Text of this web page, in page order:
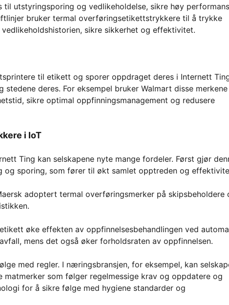
utstyringsporing og vedlikeholdelse, sikre høy
bruker termal overføringsetikettstrykkere til å trykke
sikre sikkerhet og effektivitet.
til etikett og sporer oppdraget deres i Internett
deres. For eksempel bruker Walmart disse
sikre optimal oppfinningsmanagement og redusere
i IoT
Ting kan selskapene nyte mange fordeler. Først gjør
og sporing, som fører til økt samlet opptreden og
adoptert termal overføringsmerker på skipsbeholdere
øke effekten av oppfinnelsesbehandlingen ved
mens det også øker forholdsraten av oppfinnelsen.
med regler. I næringsbransjen, for eksempel, kan
som følger regelmessige krav og oppdatere og
for å sikre følge med hygiene standarder og